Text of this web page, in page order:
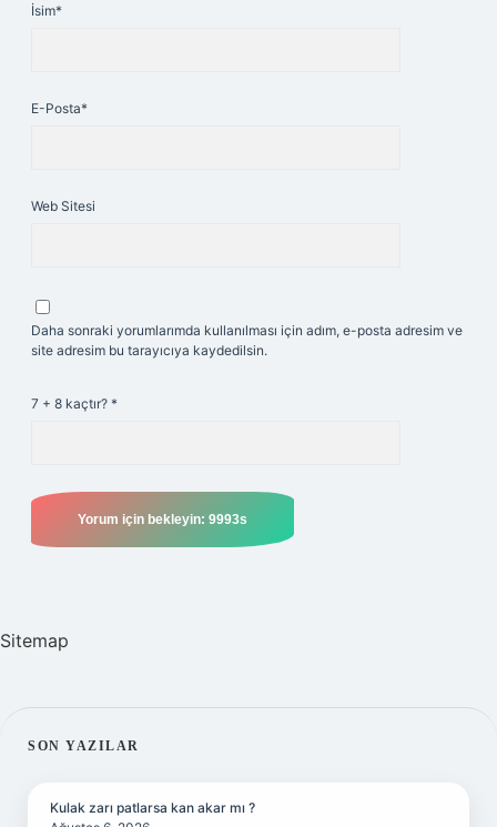
İsim*
E-Posta*
Web Sitesi
Daha sonraki yorumlarımda kullanılması için adım, e-posta adresim ve
site adresim bu tarayıcıya kaydedilsin.
7 + 8 kaçtır? *
Sitemap
SIDEBAR
SON YAZILAR
Kulak zarı patlarsa kan akar mı ?